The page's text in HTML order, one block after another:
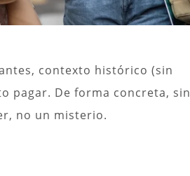
contexto histórico (sin
pagar. De forma concreta, sin
no un misterio.